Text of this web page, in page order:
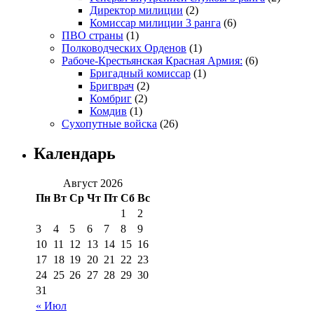
Директор милиции (2)
Комиссар милиции 3 ранга (6)
ПВО страны (1)
Полководческих Орденов (1)
Рабоче-Крестьянская Красная Армия: (6)
Бригадный комиссар (1)
Бригврач (2)
Комбриг (2)
Комдив (1)
Сухопутные войска (26)
Календарь
Август 2026
Пн Вт Ср Чт Пт Сб Вс
« Июл
1
2
3
4 5 6 7 8
9
10 11 12 13 14 15 16
17 18 19 20 21 22 23
24 25 26 27 28 29 30
31